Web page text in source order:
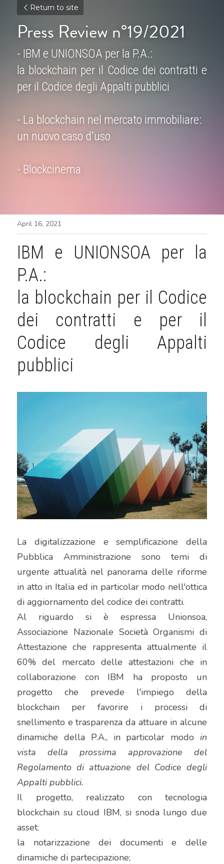
Return to site
Press Review n°19/2021
- IBM e UNIONSOA per la P.A.:
la blockchain per il Codice dei contratti e
per il Codice degli Appalti pubblici
- La blockchain nel mercato immobiliare:
un nuovo caso d'uso
- Blockcinema
April 16, 2021
IBM e UNIONSOA per la
P.A.:
la blockchain per il Codice
dei contratti e per il
Codice degli Appalti
pubblici
La digitalizzazione e semplificazione della
Pubblica Amministrazione sono temi di
urgente attualità nel panorama delle riforme
in atto in Italia ed in particolar modo nell'ottica
di aggiornamento del codice dei contratti.
Al riguardo si è espressa Unionsoa,
Associazione Nazionale Società Organismi di
Attestazione che rappresenta attualmente il
60% del mercato delle attestazioni che in
collaborazione con IBM ha proposto un
progetto che prevede l'impiego della
blockchain per favorire i processi di
snellimento e trasparenza da attuare in alcune
dinamiche della P.A., in particolar modo in
vista della prossima approvazione del
Regolamento di attuazione del Codice degli
Appalti pubblici.
Il progetto, realizzato con tecnologia
blockchain su cloud IBM, si snoda lungo due
asset:
la notarizzazione dei documenti e delle
dinamiche di partecipazione;